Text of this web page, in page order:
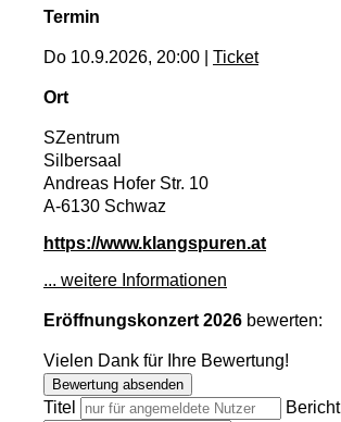
Termin
Do 10.9.2026, 20:00 | Ticket
Ort
SZentrum
Silbersaal
Andreas Hofer Str. 10
A-6130 Schwaz
https://www.klangspuren.at
... weitere Informationen
Eröffnungskonzert 2026 bewerten:
Vielen Dank für Ihre Bewertung!
Bewertung absenden
Titel Bericht